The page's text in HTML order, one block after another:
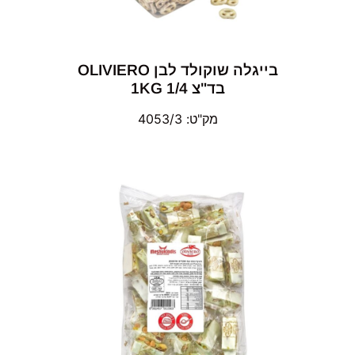
בייגלה שוקולד לבן OLIVIERO
בד"צ 1/4 1KG
מק"ט: 4053/3